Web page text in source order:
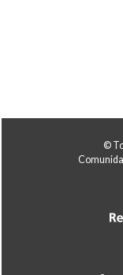
©